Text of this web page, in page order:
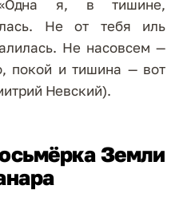
я, в тишине,
Не от тебя иль
Не насовсем —
покой и тишина — вот
Невский).
Земли